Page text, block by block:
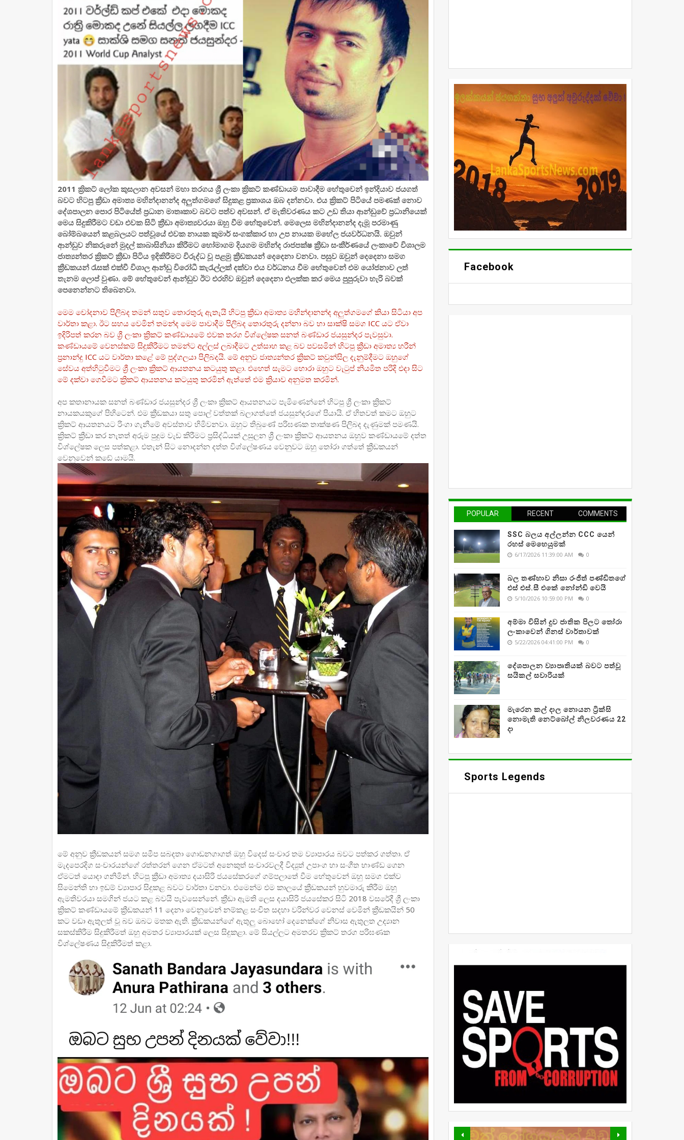
2011 ක්‍රිකට් ලෝක කුසලාන අවසන් මහා තරගය ශ්‍රී ලංකා ක්‍රිකට් කණ්ඩායම පාවාදීම හේතුවෙන් ඉන්දියාව ජයගත්
බවට හිටපු ක්‍රීඩා අමාත්‍ය මහින්දානන්ද අලුත්ගමගේ සිදුකළ ප්‍රකාශය ඔබ දන්නවා. එය ක්‍රිකට් පිටියේ පමණක් නොව
දේශපාලන පොර පිටියේත් ප්‍රධාන මාතෘකාව බවට පත්ව අවසන්. ඒ මැතිවරණය කට උඩ තියා ආන්ඩුවේ ප්‍රධානියෙක්
මෙය සිදුකිරීමට වඩා එවක සිටි ක්‍රීඩා අමාත්‍යවරයා ඔහු වීම හේතුවෙන්. මෙලෙස මහින්දානන්ද දැමූ පරමාණු
බෝම්බයෙන් කළබලයට පත්වූයේ එවක නායක කුමාර් සංගක්කාර හා උප නායක මහේල ජයවර්ධනයි. ඔවුන්
ආන්ඩුව නිකරුනේ මුදල් කාබාසිනියා කිරීමට හෝමාගම දියගම මහින්ද රාජපක්ෂ ක්‍රීඩා සංකීර්ණයේ ලංකාවේ විශාලම
ජාත්‍යන්තර ක්‍රිකට් ක්‍රීඩා පිටිය ඉදිකිරීමට විරුද්ධ වූ පළමු ක්‍රීඩකයන් දෙදෙනා වනවා. පසුව ඔවුන් දෙදෙනා සමග
ක්‍රීඩකයන් රැසක් එක්වී විශාල ආන්ඩු විරෝධී කැරැල්ලක් දක්වා එය වර්ධනය වීම හේතුවෙන් එම යෝජනාව ලත්
තැනම ලොප් වුණා. මේ හේතුවෙන් ආන්ඩුව ඊට එරහිව ඔවුන් දෙදෙනා එලක්ක කර මෙය පුපුරුවා හැරි බවක්
පෙනෙන්නට තිබෙනවා.
මෙම චෝදනාව පිලිබද තමන් සතුව තොරතුරු ඇතැයි හිටපු ක්‍රීඩා අමාත්‍ය මහින්දානන්ද අලුත්ගමගේ කියා සිටියා අප
වාර්තා කළා. ඊට සහය වෙමින් තමන්ද මෙම පාවාදීම පිලිබද තොරතුරු දන්නා බව හා සාක්ෂි සමග ICC යට ඒවා
ඉදිරිපත් කරන බව ශ්‍රී ලංකා ක්‍රිකට් කණ්ඩායමේ එවක තරග විශ්ලේෂක සනත් බණ්ඩාර ජයසුන්දර පැවසුවා.
කණ්ඩායමේ වෙනස්කම් සිදුකිරීමට තමන්ට අල්ලස් ලබාදීමට උත්සාහ කළ බව පවසමින් හිටපු ක්‍රීඩා අමාත්‍ය හරීන්
ප්‍රනාන්දු ICC යට වාර්තා කළේ මේ පුද්ගලයා පිලිබදයි. මේ අනුව ජාත්‍යන්තර ක්‍රිකට් කවුන්සිල දැනුම්දීමට ඔහුගේ
සේවය අත්හිටුවීමට ශ්‍රී ලංකා ක්‍රිකට් ආයතනය කටයුතු කළා. එහෙත් සැමට හොරා ඔහුට වැටුප් නියමිත පරිදි එදා සිට
මේ දක්වා ගෙවීමට ක්‍රිකට් ආයතනය කටයුතු කරමින් ඇත්තේ එම ක්‍රියාව අනුමත කරමින්.
අප කතානායක සනත් බණ්ඩාර ජයසුන්දර ශ්‍රී ලංකා ක්‍රිකට් ආයතනයට පැමිණෙන්නේ හිටපු ශ්‍රී ලංකා ක්‍රිකට්
නායකයකුගේ පිහිටෙන්. එම ක්‍රීඩකයා සතු පොල් වත්තක් බලාගත්තේ ජයසුන්දරගේ පියායි. ඒ හිතවත් කමට ඔහුට
ක්‍රිකට් ආයතනයට රිංගා ගැනීමේ අවස්තාව හිමිවනවා. ඔහුට තිබුණේ පරිඝණක තාක්ෂණ පිලිබද දැණුමක් පමණයි.
ක්‍රිකට් ක්‍රීඩා කර නැතත් අරුම පුදුම වැඩ කිරීමට ප්‍රසිද්ධියක් උසුලන ශ්‍රී ලංකා ක්‍රිකට් ආයතනය ඔහුව කණ්ඩායමේ දත්ත
විශ්ලේෂක ලෙස පත්කළා. එතැන් සිට නොදන්න දත්ත විශ්ලේෂණය වෙනුවට ඔහු තෝරා ගත්තේ ක්‍රීඩකයන්
වෙනුවෙන් කඩේ යාමයි.
මේ අනුව ක්‍රීඩකයන් සමග සමීප සබදතා ගොඩනගාගත් ඔහු විදෙස් සංචාර තම ව්‍යාපාරය බවට පත්කර ගත්තා. ඒ
මැදපෙරදිග සංචාරයන්ගේ රත්තරන් ගෙන ඒමටත් අනෙකුත් සංචාරවලදී විද්‍යුත් උපාංග හා සංගීත භාණ්ඩ ගෙන
ඒමටත් යොදා ගනිමින්. හිටපු ක්‍රීඩා අමාත්‍ය දයාසිරි ජයසේකරගේ ගම්පලාතේ වීම හේතුවෙන් ඔහු සමග එක්ව
සිමෙන්ති හා ඉඩම් ව්‍යාපාර සිදුකළ බවට වාර්තා වනවා. එමෙන්ම එම කාලයේ ක්‍රීඩකයන් හුවමාරු කිරීම ඔහු
ඇමතිවරයා සමගින් ජයට කළ බවයි පැවසෙන්නේ. ක්‍රීඩා ඇමති ලෙස දයාසිරි ජයසේකර සිටි 2018 වසරේදී ශ්‍රී ලංකා
ක්‍රිකට් කණ්ඩායමේ ක්‍රීඩකයන් 11 දෙනා වෙනුවෙන් නම්කළ සංචිත සදහා වරින්වර වෙනස් වෙමින් ක්‍රීඩකයින් 50
කට වඩා ඇතුලත් වූ බව ඔබට මතක ඇති. ක්‍රීඩකයන්ගේ ඇතුලු බොහෝ දෙනෙක්ගේ නිවාස ඇතුලත උද්‍යාන
සකස්කිරීම සිදුකිරීමත් ඔහු අමතර ව්‍යාපාරයක් ලෙස සිදුකළා. මේ සියල්ලට අමතරව ක්‍රිකට් තරග පරිඝණක
විශ්ලේෂණය සිදුකිරීමත් කළා.
Facebook
POPULAR RECENT COMMENTS
SSC බලය අල්ලන්න CCC යෙන්
රහස් මෙහෙයුමක්
6/17/2026 11:39:00 AM 0
බල තණ්හාව නිසා රංජිත් පණ්ඩිතගේ
එස් එස්.සී එකේ නෝන්ඩි වෙයි
5/10/2026 10:59:00 PM 0
අම්මා විසින් දුව ජාතික පිලට තෝරා
ලංකාවෙන් ගිනස් වාර්තාවක්
5/22/2026 04:41:00 PM 0
දේශපාලන ව්‍යාපෘතියක් බවට පත්වූ
සයිකල් සවාරියක්
මැරෙන කල් දාල නොයන ට්‍රික්සි
නොමැති නෙට්බෝල් නිලවරණය 22
දා
Sports Legends